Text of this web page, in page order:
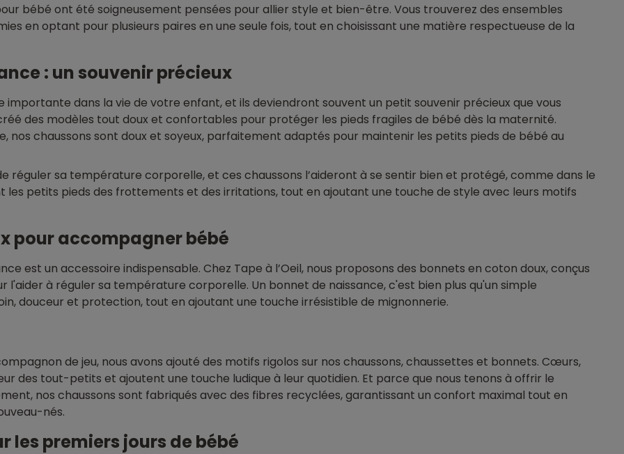
bébé ont été soigneusement pensées pour allier style et bien-être. Vous trouverez des ensembles
en optant pour plusieurs paires en une seule fois, tout en choisissant une matière respectueuse de la
: un souvenir précieux
dans la vie de votre enfant, et ils deviendront souvent un petit souvenir précieux que vous
des modèles tout doux et confortables pour protéger les pieds fragiles de bébé dès la maternité.
nos chaussons sont doux et soyeux, parfaitement adaptés pour maintenir les petits pieds de bébé au
réguler sa température corporelle, et ces chaussons l’aideront à se sentir bien et protégé, comme dans le
les petits pieds des frottements et des irritations, tout en ajoutant une touche de style avec leurs motifs
pour accompagner bébé
est un accessoire indispensable. Chez Tape à l’Oeil, nous proposons des bonnets en coton doux, conçus
à réguler sa température corporelle. Un bonnet de naissance, c'est bien plus qu'un simple
douceur et protection, tout en ajoutant une touche irrésistible de mignonnerie.
de jeu, nous avons ajouté des motifs rigolos sur nos chaussons, chaussettes et bonnets. Cœurs,
des tout-petits et ajoutent une touche ludique à leur quotidien. Et parce que nous tenons à offrir le
nos chaussons sont fabriqués avec des fibres recyclées, garantissant un confort maximal tout en
nés.
les premiers jours de bébé